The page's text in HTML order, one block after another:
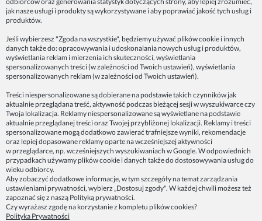
INFORMACJE
ZAINSPIRUJ SIĘ!
Dane firmy:
Spoko Motyw, Małgorzata Nowak-Staszak
ul. Skowronia 3D/4, 30-650 Kraków
NIP 7343314687
telefon: 512821491
e-mail:kontakt@spoko-motyw.pl
92 1140 2004 0000 3202 7758 0405
Punkt odbioru zamówień:
Pracownia Spoko Motyw
jak nasze usługi i produkty są wykorzystywane i aby poprawiać jakość tych usług i
produktów.
Jeśli wybierzesz "Zgoda na wszystkie", będziemy używać plików cookie i innych
danych także do: opracowywania i udoskonalania nowych usług i produktów,
wyświetlania reklam i mierzenia ich skuteczności, wyświetlania
spersonalizowanych treści (w zależności od Twoich ustawień), wyświetlania
spersonalizowanych reklam (w zależności od Twoich ustawień).
Treści niespersonalizowane są dobierane na podstawie takich czynników jak
aktualnie przeglądana treść, aktywność podczas bieżącej sesji w wyszukiwarce czy
Twoja lokalizacja. Reklamy niespersonalizowane są wyświetlane na podstawie
aktualnie przeglądanej treści oraz Twojej przybliżonej lokalizacji. Reklamy i treści
spersonalizowane mogą dodatkowo zawierać trafniejsze wyniki, rekomendacje
oraz lepiej dopasowane reklamy oparte na wcześniejszej aktywności
w przeglądarce, np. wcześniejszych wyszukiwaniach w Google. W odpowiednich
przypadkach używamy plików cookie i danych także do dostosowywania usług do
wieku odbiorcy.
Aby zobaczyć dodatkowe informacje, w tym szczegóły na temat zarządzania
ustawieniami prywatności, wybierz „Dostosuj zgody". W każdej chwili możesz też
zapoznać się z naszą Polityką prywatności.
Czy wyrażasz zgodę na korzystanie z kompletu plików cookies?
Polityka Prywatności